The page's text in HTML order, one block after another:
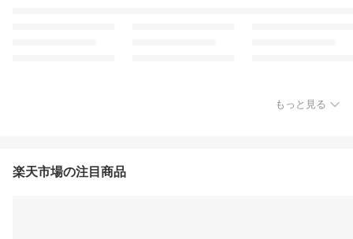
もっと見る
楽天市場の注目商品